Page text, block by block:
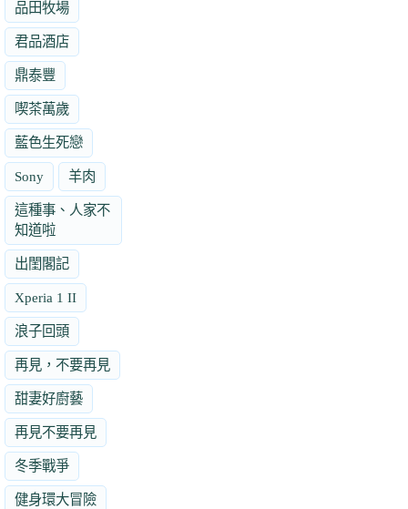
品田牧場
君品酒店
鼎泰豐
喫茶萬歲
藍色生死戀
Sony 羊肉
這種事、人家不
知道啦
出閨閣記
Xperia 1 II
浪子回頭
再見，不要再見
甜妻好廚藝
再見不要再見
冬季戰爭
健身環大冒險